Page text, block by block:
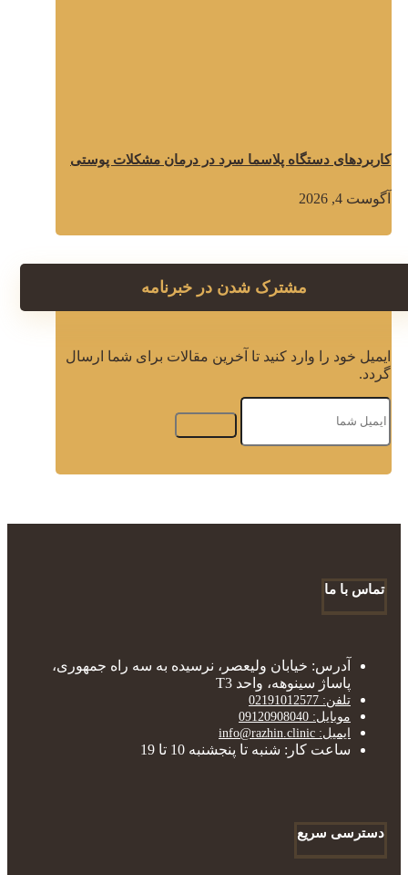
کاربردهای دستگاه پلاسما سرد در درمان مشکلات پوستی
آگوست 4, 2026
مشترک شدن در خبرنامه
ایمیل خود را وارد کنید تا آخرین مقالات برای شما ارسال
گردد.
تماس با ما
آدرس: خیابان ولیعصر، نرسیده به سه راه جمهوری،
پاساژ سینوهه، واحد T3
تلفن: 02191012577
موبایل: 09120908040
ایمیل: info@razhin.clinic
ساعت کار: شنبه تا پنجشنبه 10 تا 19
دسترسی سریع